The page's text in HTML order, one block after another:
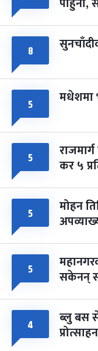
चैत्र ८, २०८३-
८
५ मधेशमा
५ कर ५
५ मोहन
५ सकेनन्
४ ब्लु बस